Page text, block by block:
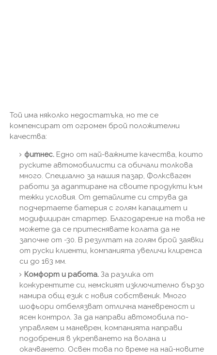
Той има няколко недостатъка, но те се
компенсират от огромен брой положителни
качества:
фитнес. Едно от най-важните качества, които
руските автомобилисти са обичали толкова
много. Специално за нашия пазар, Фолксваген
работи за адаптиране на своите продукти към
тежки условия. От детайлите си струва да
подчертаете батерия с голям капацитет и
модифициран стартер. Благодарение на това не
можете да се притеснявате колата да не
започне от -30. В резултат на голям брой заявки
от руски клиенти, компанията увеличи клиренса
си до 163 мм.
Комфорт и работа. За разлика от
конкурентите си, немският изключително бързо
намира общ език с новия собственик. Много
шофьори отбелязват отлична маневреност и
ясен контрол. За да направи автомобила по-
управляем и маневрен, компанията направи
подобрения в укрепването на волана и
окачването. Освен това по време на най-новите